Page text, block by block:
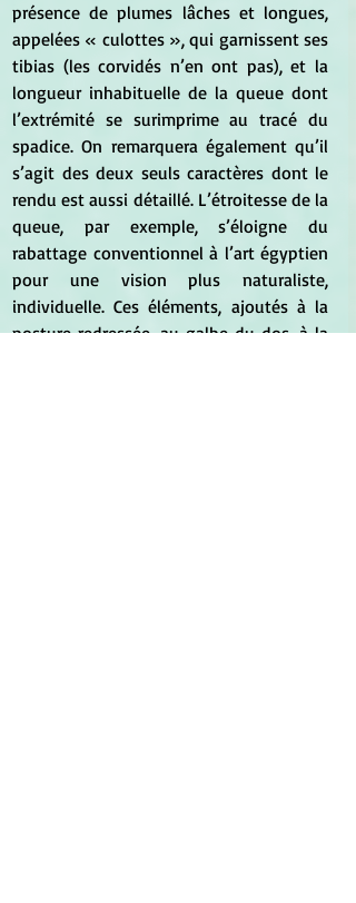
présence de plumes lâches et longues,
appelées « culottes », qui garnissent ses
tibias (les corvidés n’en ont pas), et la
longueur inhabituelle de la queue dont
l’extrémité se surimprime au tracé du
spadice. On remarquera également qu’il
s’agit des deux seuls caractères dont le
rendu est aussi détaillé. L’étroitesse de la
queue, par exemple, s’éloigne du
rabattage conventionnel à l’art égyptien
pour une vision plus naturaliste,
individuelle. Ces éléments, ajoutés à la
posture redressée, au galbe du dos, à la